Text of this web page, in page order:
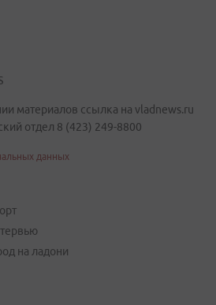
материалов ссылка на vladnews.ru
отдел 8 (423) 249-8800
данных
на ладони